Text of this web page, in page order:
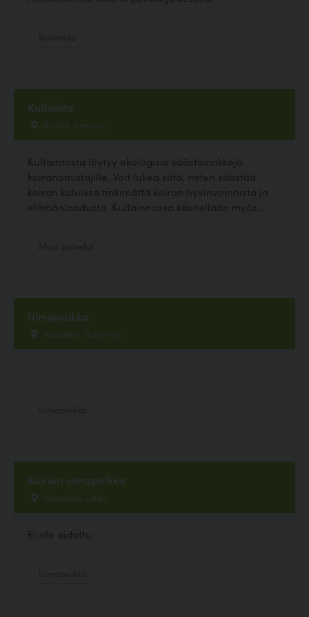
Kultainto
82200, Joensuu
Kultaintosta löytyy ekologisia säästövinkkejä
koiranomistajille. Voit lukea siitä, miten säästää
koiran kuluissa tinkimättä koiran hyvinvoinnista ja
elämänlaadusta. Kultainnossa käsitellään myös...
Uimapaikka
Ikaalinen, Ikaalinen
Koirien uimapaikka
Sahakatu, Lohja
Ei ole aidattu